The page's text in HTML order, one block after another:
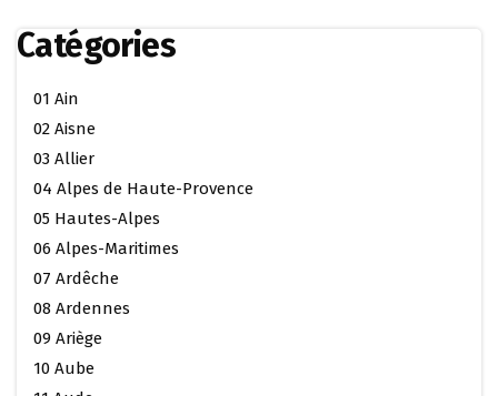
Catégories
01 Ain
02 Aisne
03 Allier
04 Alpes de Haute-Provence
05 Hautes-Alpes
06 Alpes-Maritimes
07 Ardêche
08 Ardennes
09 Ariège
10 Aube